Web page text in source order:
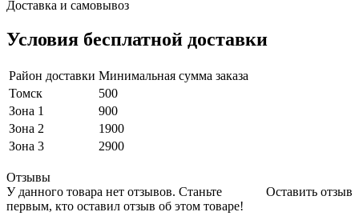
Доставка и самовывоз
Условия бесплатной доставки
Район доставки Минимальная сумма заказа
Томск
500
Зона 1
900
Зона 2
1900
Зона 3
2900
Отзывы
Оставить отзыв
У данного товара нет отзывов. Станьте
первым, кто оставил отзыв об этом товаре!